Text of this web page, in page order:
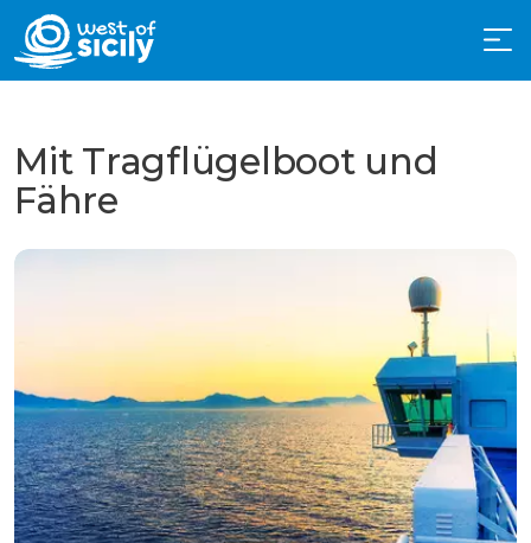
Mit Tragflügelboot und
Fähre